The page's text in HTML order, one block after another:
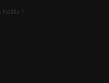
Netflix ?